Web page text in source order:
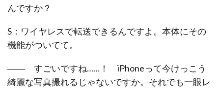
んですか？
S：ワイヤレスで転送できるんですよ。本体にその
機能がついてて。
―― すごいですね……！ iPhoneって今けっこう
綺麗な写真撮れるじゃないですか。それでも一眼レ